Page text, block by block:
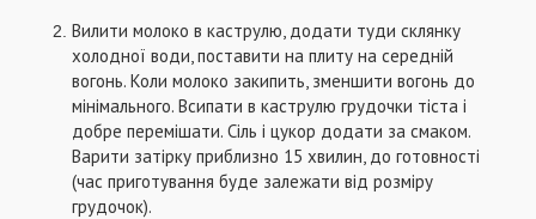
Вилити молоко в каструлю, додати туди склянку
холодної води, поставити на плиту на середній
вогонь. Коли молоко закипить, зменшити вогонь до
мінімального. Всипати в каструлю грудочки тіста і
добре перемішати. Сіль і цукор додати за смаком.
Варити затірку приблизно 15 хвилин, до готовності
(час приготування буде залежати від розміру
грудочок).